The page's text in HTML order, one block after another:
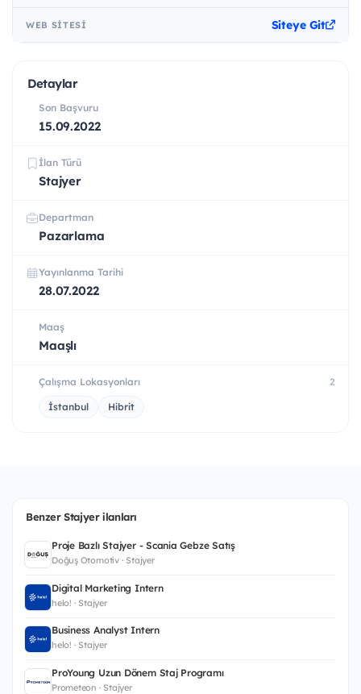
WEB SITESI Siteye Git
Detaylar
Son Başvuru
15.09.2022
İlan Türü
Stajyer
Departman
Pazarlama
Yayınlanma Tarihi
28.07.2022
Maaş
Maaşlı
Çalışma Lokasyonları 2
İstanbul Hibrit
Benzer Stajyer ilanları
Proje Bazlı Stajyer - Scania Gebze Satış
Doğuş Otomotiv · Stajyer
Digital Marketing Intern
helo! · Stajyer
Business Analyst Intern
helo! · Stajyer
ProYoung Uzun Dönem Staj Programı
Prometeon · Stajyer